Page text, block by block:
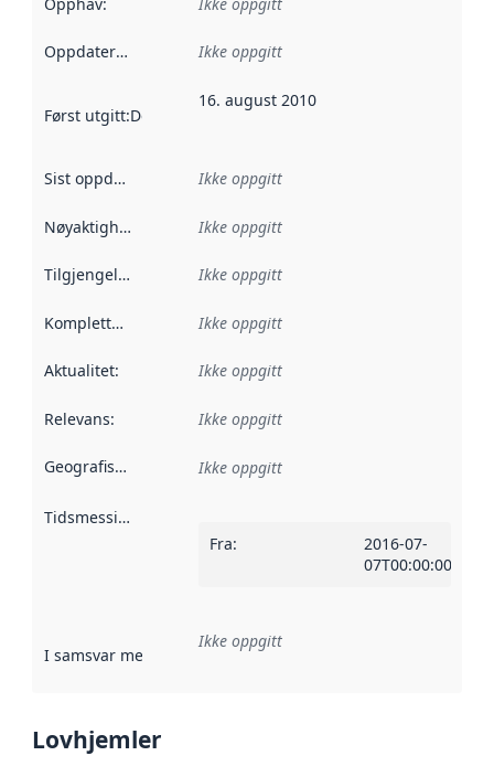
Oppdateringsfrekvens :
Ikke oppgitt
Først utgitt:Denne datoen sier når dataene i dette
16. august 2010
Sist oppdatert Ikke oppgitt
Nøyaktighet Ikke oppgitt
Tilgjengelighet Ikke oppgitt
Kompletthet Ikke oppgitt
Aktualitet: Ikke oppgitt
Relevans: Ikke oppgitt
Geografisk avgrensning :
Ikke oppgitt
Tidsmessig avgrensning
Fra:
2016-07-
07T00:00:00Z
I samsvar med Referanse til en implementasjonsregel
Ikke oppgitt
Lovhjemler